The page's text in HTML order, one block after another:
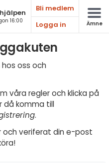
16:00
Bli medlem
Logga in
Ämne
oss och
våra regler och klicka på
då komma till
.
och veriferat din e-post
Fysik
& Bygg